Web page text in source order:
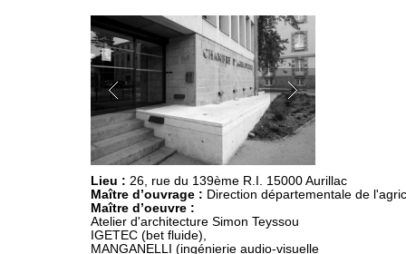
Lieu : 26, rue du 139ème R.I. 15000 Aurillac
Maître d’ouvrage :
Maître d’oeuvre :
Atelier d'architecture Simon Teyssou
IGETEC (bet fluide),